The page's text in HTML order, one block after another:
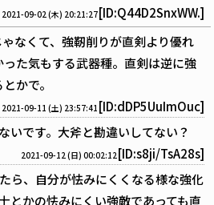
2021-09-02 (木) 20:21:27[ID:Q44D2SnxWW.]
なくて、強靭削りが直剣より優れ
た気もする武器種。直剣は逆に強
かで。
2021-09-11 (土) 23:57:41 [ID:dDP5UuImOuc]
いです。大斧と勘違いしてない？
2021-09-12 (日) 00:02:12[ID:s8ji/TsA28s]
ら、自分が怯みにくくなる様な強化
とかの怯みにくい強敵であっても直